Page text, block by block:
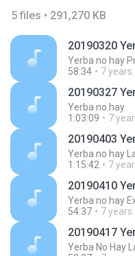
5 files • 291,270 KB
20190320
Yerba no hay
58:34
7 years
20190327
Yerba no hay
1:03:09
7
20190403
Yerba no hay
1:15:42
7
Yerba no hay
54:37
7 years
20190417
Yerba No Hay